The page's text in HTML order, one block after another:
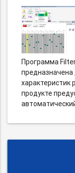
Программа
предназначена
характеристик
продукте